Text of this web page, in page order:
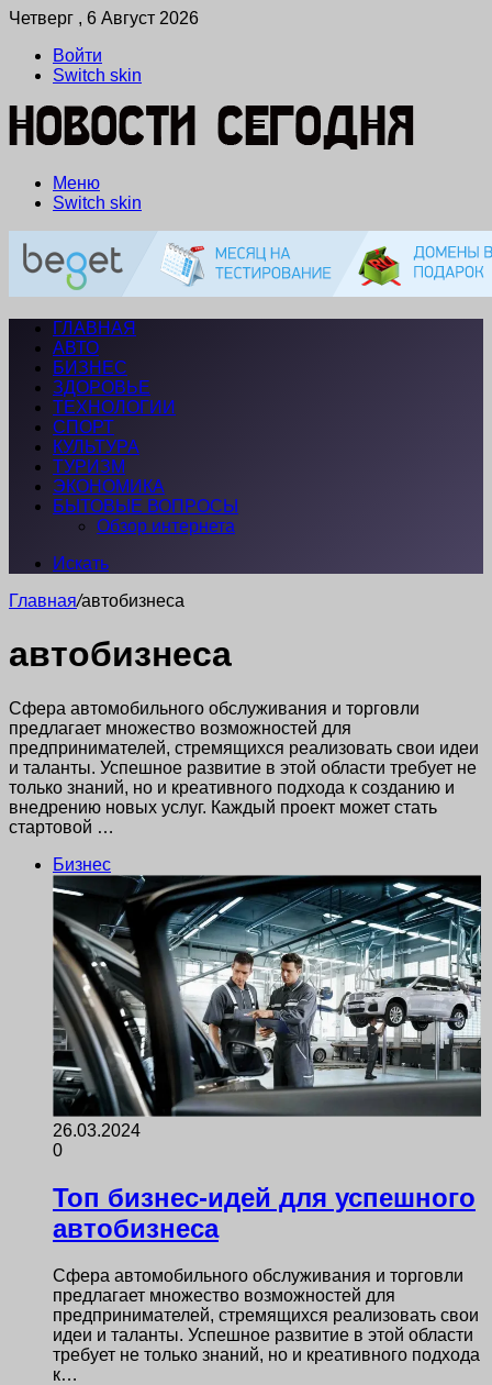
Четверг , 6 Август 2026
Войти
Switch skin
Меню
Switch skin
ГЛАВНАЯ
АВТО
БИЗНЕС
ЗДОРОВЬЕ
ТЕХНОЛОГИИ
СПОРТ
КУЛЬТУРА
ТУРИЗМ
ЭКОНОМИКА
БЫТОВЫЕ ВОПРОСЫ
Обзор интернета
Искать
Главная/автобизнеса
автобизнеса
Сфера автомобильного обслуживания и торговли
предлагает множество возможностей для
предпринимателей, стремящихся реализовать свои идеи
и таланты. Успешное развитие в этой области требует не
только знаний, но и креативного подхода к созданию и
внедрению новых услуг. Каждый проект может стать
стартовой …
Бизнес
26.03.2024
0
Топ бизнес-идей для успешного
автобизнеса
Сфера автомобильного обслуживания и торговли
предлагает множество возможностей для
предпринимателей, стремящихся реализовать свои
идеи и таланты. Успешное развитие в этой области
требует не только знаний, но и креативного подхода
к…